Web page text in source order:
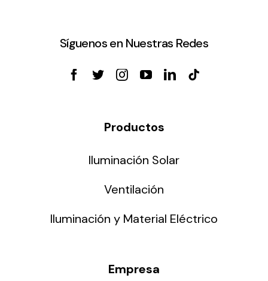
Síguenos en Nuestras Redes
Productos
Iluminación Solar
Ventilación
Iluminación y Material Eléctrico
Empresa